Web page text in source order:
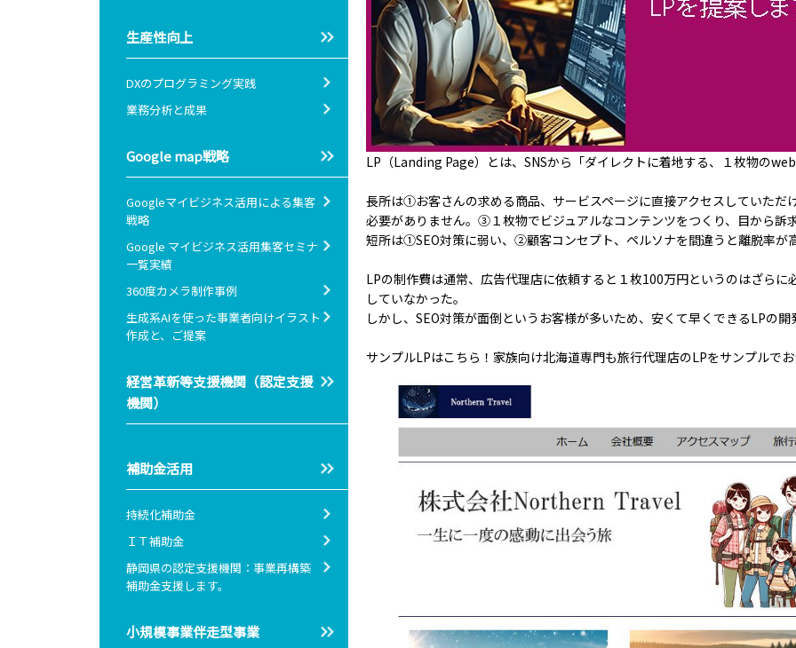
LP（Landing Page）とは、SNSから「ダイレクトに着地する、１枚物の
長所は①お客さんの求める商品、サービスページに直接アクセスしていた
必要がありません。③１枚物でビジュアルなコンテンツをつくり、目から訴
短所は①SEO対策に弱い、②顧客コンセプト、ペルソナを間違うと離脱率
LPの制作費は通常、広告代理店に依頼すると１枚100万円というのはざらに
していなかった。
しかし、SEO対策が面倒というお客様が多いため、安くて早くできるLPの
サンプルLPはこちら！家族向け北海道専門も旅行代理店のLPをサンプルで
生産性向上
DXのプログラミング実践
業務分析と成果
Google map戦略
Googleマイビジネス活用による集客
戦略
Google マイビジネス活用集客セミナ
一覧実績
360度カメラ制作事例
生成系AIを使った事業者向けイラスト
作成と、ご提案
経営革新等支援機関（認定支援
機関）
補助金活用
持続化補助金
ＩＴ補助金
静岡県の認定支援機関：事業再構築
補助金支援します。
小規模事業伴走型事業